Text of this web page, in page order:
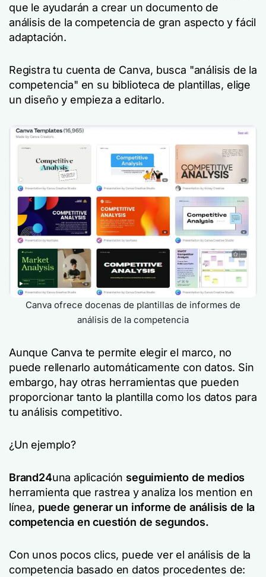
que le ayudarán a crear un documento de
análisis de la competencia de gran aspecto y fácil
adaptación.
Registra tu cuenta de Canva, busca "análisis de la
competencia" en su biblioteca de plantillas, elige
un diseño y empieza a editarlo.
Canva ofrece docenas de plantillas de informes de
análisis de la competencia
Aunque Canva te permite elegir el marco, no
puede rellenarlo automáticamente con datos. Sin
embargo, hay otras herramientas que pueden
proporcionar tanto la plantilla como los datos para
tu análisis competitivo.
¿Un ejemplo?
Brand24una aplicación seguimiento de medios
herramienta que rastrea y analiza los mention en
línea, puede generar un informe de análisis de la
competencia en cuestión de segundos.
Con unos pocos clics, puede ver el análisis de la
competencia basado en datos procedentes de: